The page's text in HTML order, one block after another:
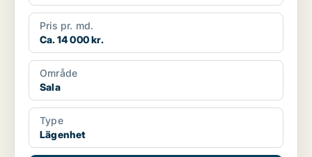
Pris pr. md.
Ca. 14 000 kr.
Område
Sala
Type
Lägenhet